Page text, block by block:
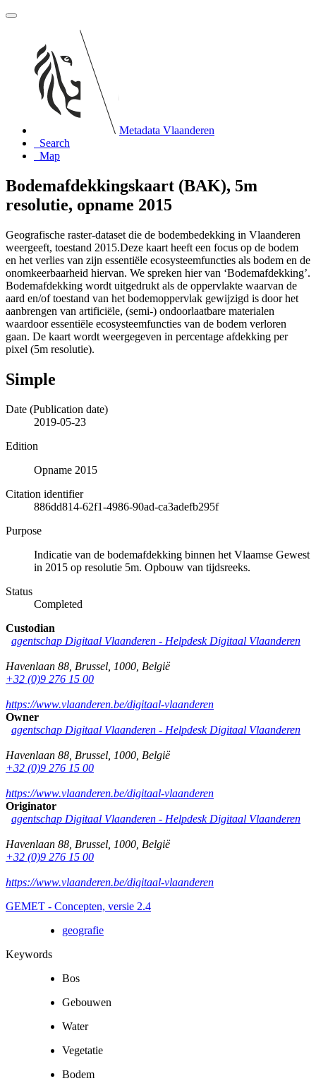
Metadata Vlaanderen
Search
Map
Bodemafdekkingskaart (BAK), 5m
resolutie, opname 2015
Geografische raster-dataset die de bodembedekking in Vlaanderen
weergeeft, toestand 2015.Deze kaart heeft een focus op de bodem
en het verlies van zijn essentiële ecosysteemfuncties als bodem en de
onomkeerbaarheid hiervan. We spreken hier van ‘Bodemafdekking’.
Bodemafdekking wordt uitgedrukt als de oppervlakte waarvan de
aard en/of toestand van het bodemoppervlak gewijzigd is door het
aanbrengen van artificiële, (semi-) ondoorlaatbare materialen
waardoor essentiële ecosysteemfuncties van de bodem verloren
gaan. De kaart wordt weergegeven in percentage afdekking per
pixel (5m resolutie).
Simple
Date (Publication date)
2019-05-23
Edition
Opname 2015
Citation identifier
886dd814-62f1-4986-90ad-ca3adefb295f
Purpose
Indicatie van de bodemafdekking binnen het Vlaamse Gewest
in 2015 op resolutie 5m. Opbouw van tijdsreeks.
Status
Completed
Custodian
agentschap Digitaal Vlaanderen - Helpdesk Digitaal Vlaanderen
Havenlaan 88 Brussel 1000 België
+32 (0)9 276 15 00
https://www.vlaanderen.be/digitaal-vlaanderen
Owner
agentschap Digitaal Vlaanderen - Helpdesk Digitaal Vlaanderen
Havenlaan 88 Brussel 1000 België
+32 (0)9 276 15 00
https://www.vlaanderen.be/digitaal-vlaanderen
Originator
agentschap Digitaal Vlaanderen - Helpdesk Digitaal Vlaanderen
Havenlaan 88 Brussel 1000 België
+32 (0)9 276 15 00
https://www.vlaanderen.be/digitaal-vlaanderen
GEMET - Concepten, versie 2.4
geografie
Keywords
Bos
Gebouwen
Water
Vegetatie
Bodem